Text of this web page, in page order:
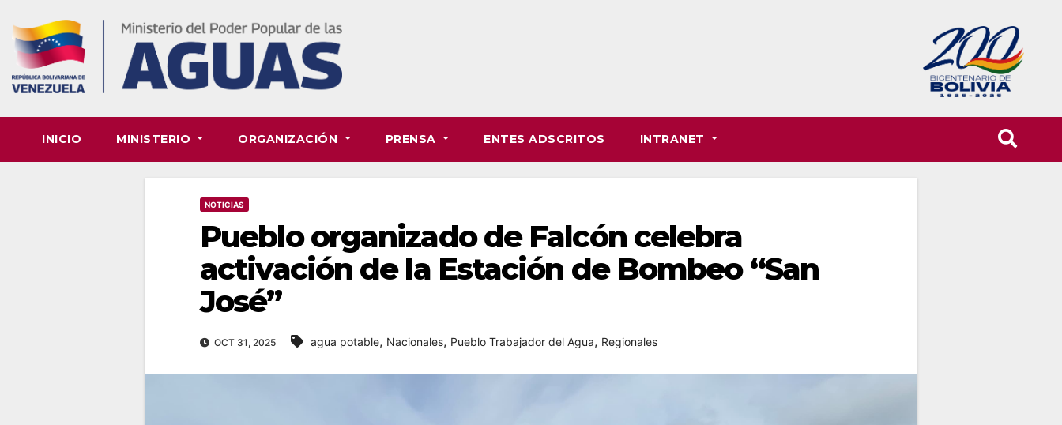
content
INICIO MINISTERIO ORGANIZACIÓN PRENSA ENTES ADSCRITOS INTRANET
NOTICIAS
Pueblo organizado de Falcón celebra
activación de la Estación de Bombeo “San
José”
OCT 31, 2025 agua potable, Nacionales, Pueblo Trabajador del Agua, Regionales